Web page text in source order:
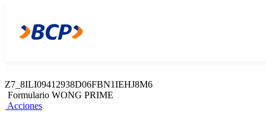
Acciones
Z7_8ILI09412938D06FBN1IEHJ8M6
Formulario WONG PRIME
Acciones